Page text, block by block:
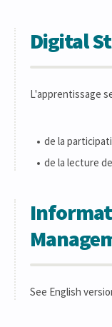
Digital
L'apprentissage
de la
de la lecture
See English